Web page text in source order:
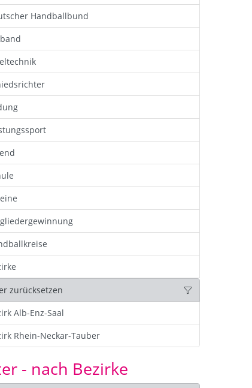
Handballbund
zurücksetzen
Alb-Enz-Saal
Rhein-Neckar-Tauber
- nach Bezirke